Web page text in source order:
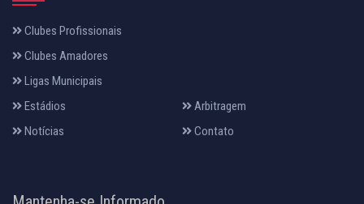
Clubes Profissionais
Clubes Amadores
Ligas Municipais
Estádios
Arbitragem
Notícias
Contato